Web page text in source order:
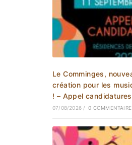
Le Comminges,
création pour les
! – Appel candidatures
07/08/2026 / 0 COMMENTAIRE